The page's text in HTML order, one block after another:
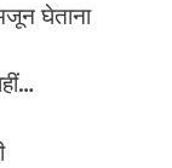
घेताना